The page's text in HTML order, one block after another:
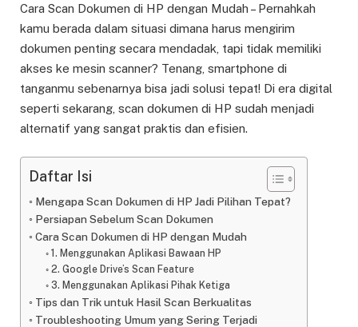
Cara Scan Dokumen di HP dengan Mudah – Pernahkah
kamu berada dalam situasi dimana harus mengirim
dokumen penting secara mendadak, tapi tidak memiliki
akses ke mesin scanner? Tenang, smartphone di
tanganmu sebenarnya bisa jadi solusi tepat! Di era digital
seperti sekarang, scan dokumen di HP sudah menjadi
alternatif yang sangat praktis dan efisien.
Daftar Isi
Mengapa Scan Dokumen di HP Jadi Pilihan Tepat?
Persiapan Sebelum Scan Dokumen
Cara Scan Dokumen di HP dengan Mudah
1. Menggunakan Aplikasi Bawaan HP
2. Google Drive’s Scan Feature
3. Menggunakan Aplikasi Pihak Ketiga
Tips dan Trik untuk Hasil Scan Berkualitas
Troubleshooting Umum yang Sering Terjadi